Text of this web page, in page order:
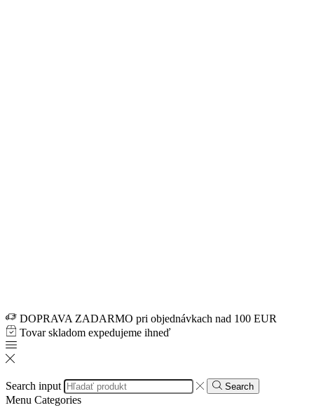
DOPRAVA ZADARMO pri objednávkach nad 100 EUR
Tovar skladom expedujeme ihneď
Search input Search
Menu Categories